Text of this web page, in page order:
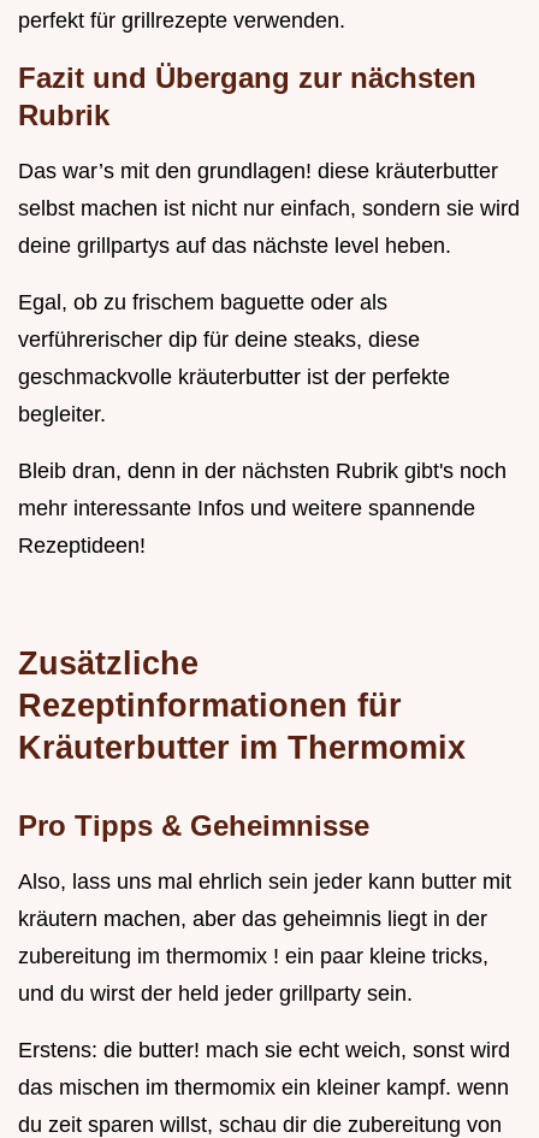
perfekt für grillrezepte verwenden.
Fazit und Übergang zur nächsten
Rubrik
Das war’s mit den grundlagen! diese kräuterbutter
selbst machen ist nicht nur einfach, sondern sie wird
deine grillpartys auf das nächste level heben.
Egal, ob zu frischem baguette oder als
verführerischer dip für deine steaks, diese
geschmackvolle kräuterbutter ist der perfekte
begleiter.
Bleib dran, denn in der nächsten Rubrik gibt's noch
mehr interessante Infos und weitere spannende
Rezeptideen!
Zusätzliche
Rezeptinformationen für
Kräuterbutter im Thermomix
Pro Tipps & Geheimnisse
Also, lass uns mal ehrlich sein jeder kann butter mit
kräutern machen, aber das geheimnis liegt in der
zubereitung im thermomix ! ein paar kleine tricks,
und du wirst der held jeder grillparty sein.
Erstens: die butter! mach sie echt weich, sonst wird
das mischen im thermomix ein kleiner kampf. wenn
du zeit sparen willst, schau dir die zubereitung von